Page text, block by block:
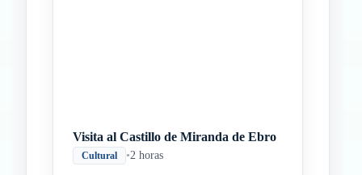
Visita al Castillo de Miranda de Ebro
Cultural •2 horas